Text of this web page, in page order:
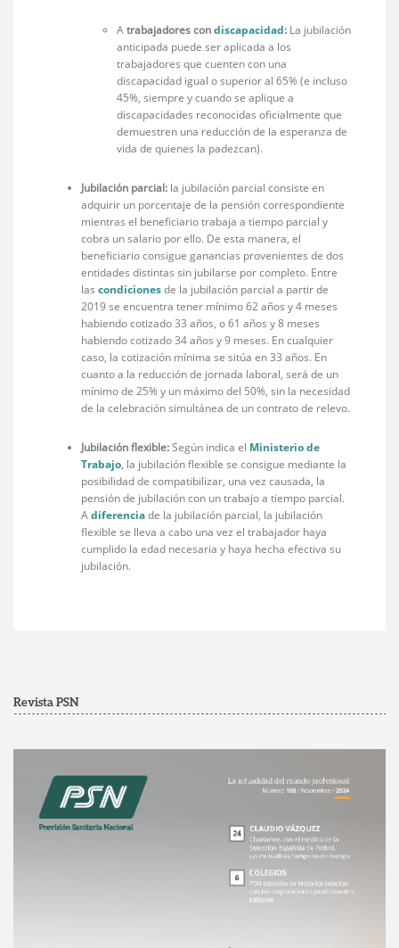
Atrabajadores condiscapacidad: La jubilación
anticipada puede ser aplicada a los
trabajadores que cuenten con una
discapacidad igual o superior al 65% (e incluso
45%, siempre y cuando se aplique a
discapacidades reconocidas oficialmente que
demuestren una reducción de la esperanza de
vida de quienes la padezcan).
Jubilación parcial: la jubilación parcial consiste en
adquirir un porcentaje de la pensión correspondiente
mientras el beneficiario trabaja a tiempo parcial y
cobra un salario por ello. De esta manera, el
beneficiario consigue ganancias provenientes de dos
entidades distintas sin jubilarse por completo. Entre
lascondicionesde la jubilación parcial a partir de
2019 se encuentra tener mínimo 62 años y 4 meses
habiendo cotizado 33 años, o 61 años y 8 meses
habiendo cotizado 34 años y 9 meses. En cualquier
caso, la cotización mínima se sitúa en 33 años. En
cuanto a la reducción de jornada laboral, será de un
mínimo de 25% y un máximo del 50%, sin la necesidad
de la celebración simultánea de un contrato de relevo.
Jubilación flexible:Según indica el Ministerio de
Trabajo, la jubilación flexible se consigue mediante la
posibilidad de compatibilizar, una vez causada, la
pensión de jubilación con un trabajo a tiempo parcial.
Adiferenciade la jubilación parcial, la jubilación
flexible se lleva a cabo una vez el trabajador haya
cumplido la edad necesaria y haya hecha efectiva su
jubilación.
Revista PSN